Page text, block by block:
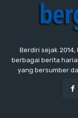
Berdiri sejak
berbagai berita
yang bersumber